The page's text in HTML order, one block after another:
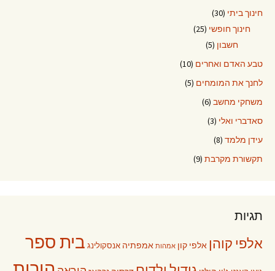
חינוך ביתי (30)
חינוך חופשי (25)
חשבון (5)
טבע האדם ואחרים (10)
לחנך את המומחים (5)
משחקי מחשב (6)
סאדברי ואלי (3)
עידן מלמד (8)
תקשורת מקרבת (9)
תגיות
אלפי קוהן אלפי קון אמהות אמפתיה אנסקולינג בית ספר